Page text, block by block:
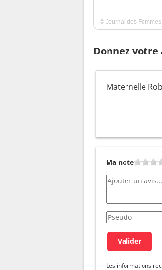
© Journal des Femmes
Donnez
Maternelle
Ma note
Les informations